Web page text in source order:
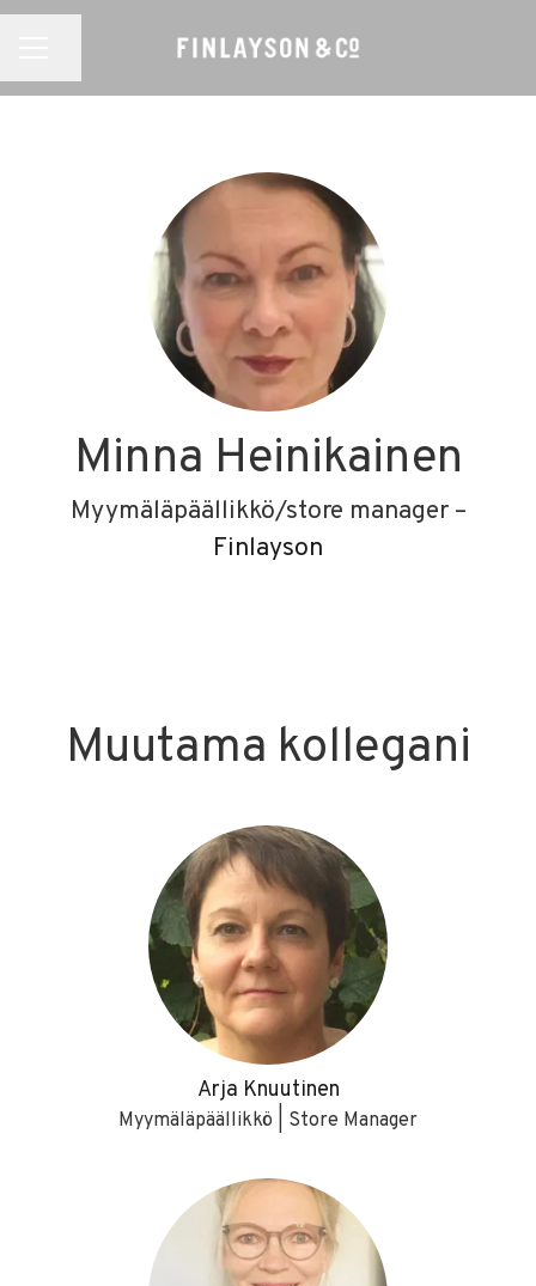
Minna Heinikainen
Myymäläpäällikkö/store manager –
Finlayson
Muutama kollegani
Arja Knuutinen
Myymäläpäällikkö | Store Manager